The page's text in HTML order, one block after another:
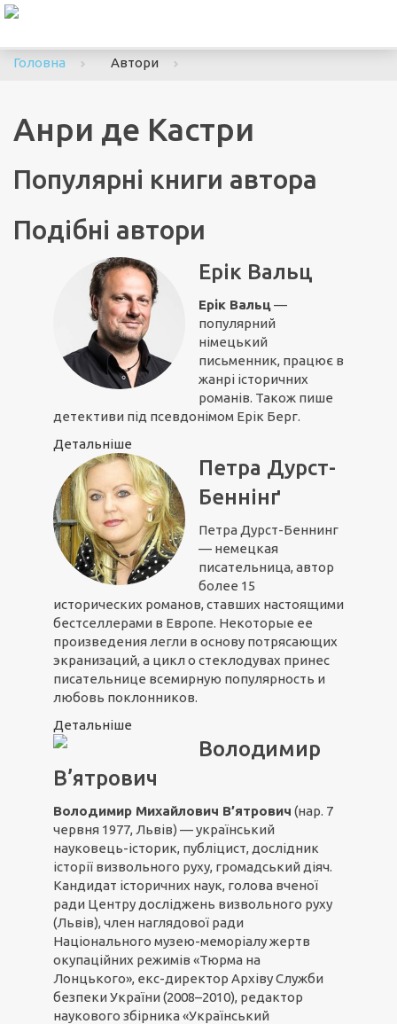
Головна
Автори
Анри де Кастри
Популярні книги автора
Подібні автори
Ерік Вальц
Ерік Вальц—
популярний
німецький
письменник, працює в
жанрі історичних
романів. Також пише
детективи під псевдонімом Ерік Берг.
Детальніше
Петра Дурст-
Беннінґ
Петра Дурст-Беннинг
— немецкая
писательница, автор
более 15
исторических романов, ставших настоящими
бестселлерами в Европе. Некоторые ее
произведения легли в основу потрясающих
экранизаций, а цикл о стеклодувах принес
писательнице всемирную популярность и
любовь поклонников.
Детальніше
Володимир
В’ятрович
Володимир Михайлович В’ятрович (нар. 7
червня 1977, Львів) — український
науковець-історик, публіцист, дослідник
історії визвольного руху, громадський діяч.
Кандидат історичних наук, голова вченої
ради Центру досліджень визвольного руху
(Львів), член наглядової ради
Національного музею-меморіалу жертв
окупаційних режимів «Тюрма на
Лонцького», екс-директор Архіву Служби
безпеки України (2008–2010), редактор
наукового збірника «Український